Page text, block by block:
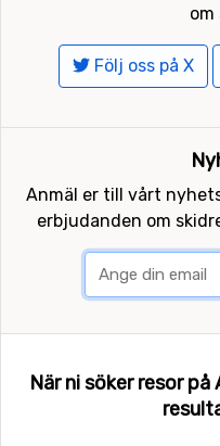
om
Följ oss på X
Anmäl er till vårt
erbjudanden om
När ni söker resor